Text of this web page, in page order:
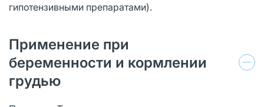
гипотензивными препаратами).
Применение при
беременности и кормлении
грудью